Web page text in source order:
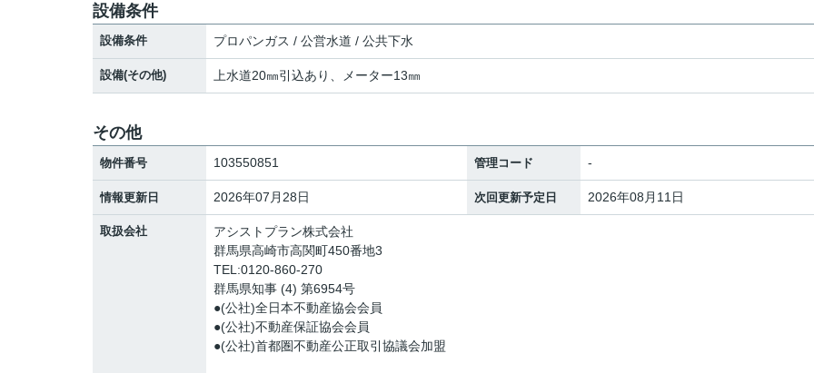
設備条件
設備条件 プロパンガス / 公営水道 / 公共下水
設備(その他) 上水道20㎜引込あり、メーター13㎜
その他
物件番号 103550851 管理コード -
情報更新日 2026年07月28日 次回更新予定日 2026年08月11日
取扱会社
アシストプラン株式会社
群馬県高崎市高関町450番地3
TEL:0120-860-270
群馬県知事 (4) 第6954号
●(公社)全日本不動産協会会員
●(公社)不動産保証協会会員
●(公社)首都圏不動産公正取引協議会加盟